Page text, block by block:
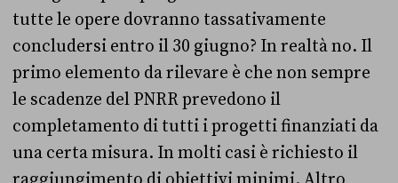
tutte le opere dovranno tassativamente
concludersi entro il 30 giugno? In realtà no. Il
primo elemento da rilevare è che non sempre
le scadenze del PNRR prevedono il
completamento di tutti i progetti finanziati da
una certa misura. In molti casi è richiesto il